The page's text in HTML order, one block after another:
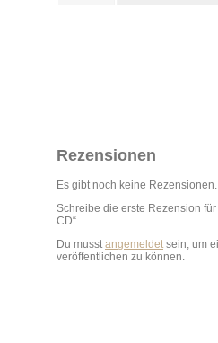
Rezensionen
Es gibt noch keine Rezensionen.
Schreibe die erste Rezension für
CD“
Du musstangemeldetsein, um
veröffentlichen zu können.